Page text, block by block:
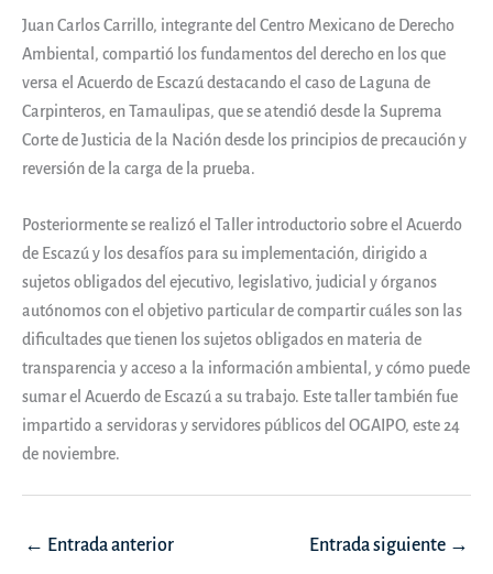
Juan Carlos Carrillo, integrante del Centro Mexicano de Derecho
Ambiental, compartió los fundamentos del derecho en los que
versa el Acuerdo de Escazú destacando el caso de Laguna de
Carpinteros, en Tamaulipas, que se atendió desde la Suprema
Corte de Justicia de la Nación desde los principios de precaución y
reversión de la carga de la prueba.
Posteriormente se realizó el Taller introductorio sobre el Acuerdo
de Escazú y los desafíos para su implementación, dirigido a
sujetos obligados del ejecutivo, legislativo, judicial y órganos
autónomos con el objetivo particular de compartir cuáles son las
dificultades que tienen los sujetos obligados en materia de
transparencia y acceso a la información ambiental, y cómo puede
sumar el Acuerdo de Escazú a su trabajo. Este taller también fue
impartido a servidoras y servidores públicos del OGAIPO, este 24
de noviembre.
Navegación
← Entrada anterior Entrada siguiente →